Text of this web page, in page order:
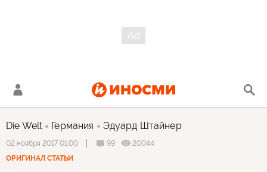
Die Welt Германия Эдуард Штайнер
02 ноября 2017 01:00 99
20044
ОРИГИНАЛ СТАТЬИ